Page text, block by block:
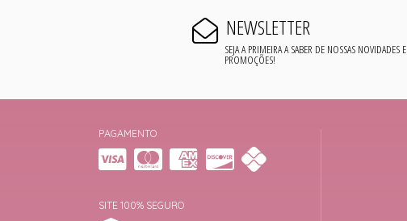
NEWSLETTER
SEJA A PRIMEIRA A SABER DE NOSSAS NOVIDADES E
PROMOÇÕES!
PAGAMENTO
SITE 100% SEGURO